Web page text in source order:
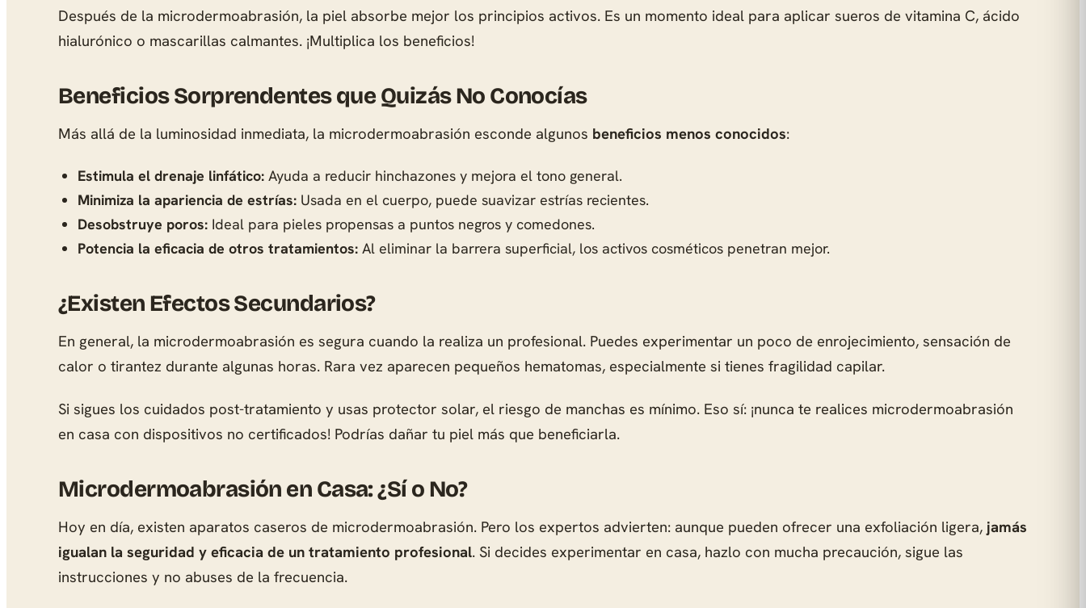
Después de la microdermoabrasión, la piel absorbe mejor los principios activos. Es un momento ideal para aplicar sueros de vitamina C, ácido
hialurónico o mascarillas calmantes. ¡Multiplica los beneficios!
Beneficios Sorprendentes que Quizás No Conocías
Más allá de la luminosidad inmediata, la microdermoabrasión esconde algunos beneficios menos conocidos:
Estimula el drenaje linfático: Ayuda a reducir hinchazones y mejora el tono general.
Minimiza la apariencia de estrías: Usada en el cuerpo, puede suavizar estrías recientes.
Desobstruye poros: Ideal para pieles propensas a puntos negros y comedones.
Potencia la eficacia de otros tratamientos: Al eliminar la barrera superficial, los activos cosméticos penetran mejor.
¿Existen Efectos Secundarios?
En general, la microdermoabrasión es segura cuando la realiza un profesional. Puedes experimentar un poco de enrojecimiento, sensación de
calor o tirantez durante algunas horas. Rara vez aparecen pequeños hematomas, especialmente si tienes fragilidad capilar.
Si sigues los cuidados post-tratamiento y usas protector solar, el riesgo de manchas es mínimo. Eso sí: ¡nunca te realices microdermoabrasión
en casa con dispositivos no certificados! Podrías dañar tu piel más que beneficiarla.
Microdermoabrasión en Casa: ¿Sí o No?
Hoy en día, existen aparatos caseros de microdermoabrasión. Pero los expertos advierten: aunque pueden ofrecer una exfoliación ligera, jamás
igualan la seguridad y eficacia de un tratamiento profesional. Si decides experimentar en casa, hazlo con mucha precaución, sigue las
instrucciones y no abuses de la frecuencia.